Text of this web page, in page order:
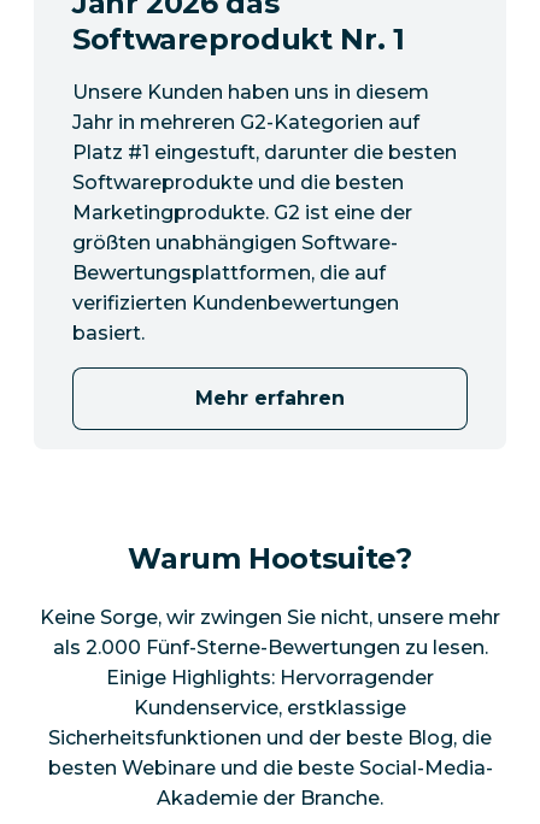
Softwareprodukt Nr. 1
Unsere Kunden haben uns in diesem
Jahr in mehreren G2-Kategorien auf
Platz #1 eingestuft, darunter die besten
Softwareprodukte und die besten
Marketingprodukte. G2 ist eine der
größten unabhängigen Software-
Bewertungsplattformen, die auf
verifizierten Kundenbewertungen
basiert.
Mehr erfahren
Warum Hootsuite?
Keine Sorge, wir zwingen Sie nicht, unsere mehr
als 2.000 Fünf-Sterne-Bewertungen zu lesen.
Einige Highlights: Hervorragender
Kundenservice, erstklassige
Sicherheitsfunktionen und der beste Blog, die
besten Webinare und die beste Social-Media-
Akademie der Branche.